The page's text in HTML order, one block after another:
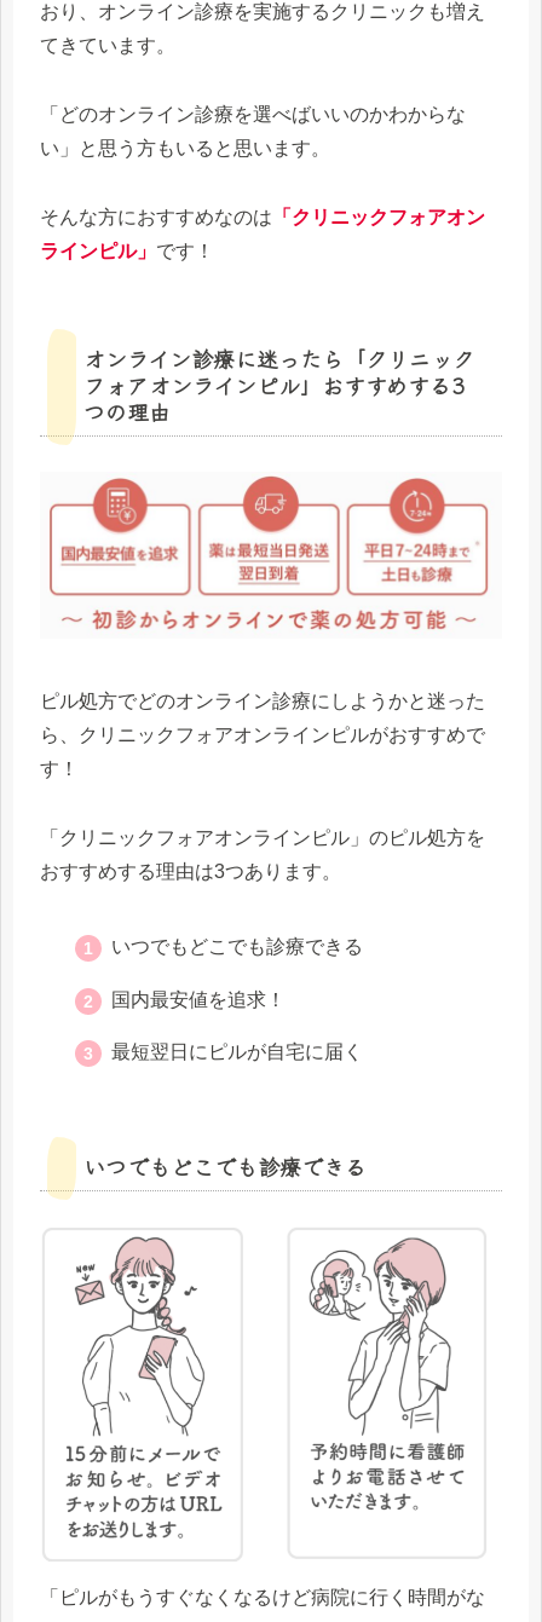
おり、オンライン診療を実施するクリニックも増え
てきています。
「どのオンライン診療を選べばいいのかわからな
い」と思う方もいると思います。
そんな方におすすめなのは 「クリニックフォアオン
ラインピル」 です！
オンライン診療に迷ったら「クリニック
フォアオンラインピル」おすすめする3
つの理由
ピル処方でどのオンライン診療にしようかと迷った
ら、クリニックフォアオンラインピルがおすすめで
す！
「クリニックフォアオンラインピル」のピル処方を
おすすめする理由は3つあります。
いつでもどこでも診療できる
国内最安値を追求！
最短翌日にピルが自宅に届く
いつでもどこでも診療できる
「ピルがもうすぐなくなるけど病院に行く時間がな